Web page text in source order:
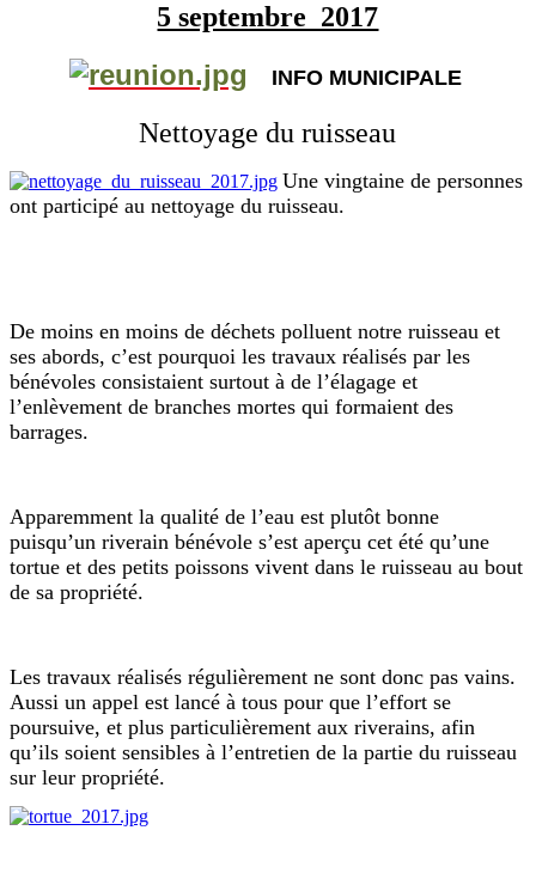
5 septembre 2017
INFO MUNICIPALE
Nettoyage du ruisseau
Une vingtaine de personnes
ont participé au nettoyage du ruisseau.
De moins en moins de déchets polluent notre ruisseau et
ses abords, c’est pourquoi les travaux réalisés par les
bénévoles consistaient surtout à de l’élagage et
l’enlèvement de branches mortes qui formaient des
barrages.
Apparemment la qualité de l’eau est plutôt bonne
puisqu’un riverain bénévole s’est aperçu cet été qu’une
tortue et des petits poissons vivent dans le ruisseau au bout
de sa propriété.
Les travaux réalisés régulièrement ne sont donc pas vains.
Aussi un appel est lancé à tous pour que l’effort se
poursuive, et plus particulièrement aux riverains, afin
qu’ils soient sensibles à l’entretien de la partie du ruisseau
sur leur propriété.